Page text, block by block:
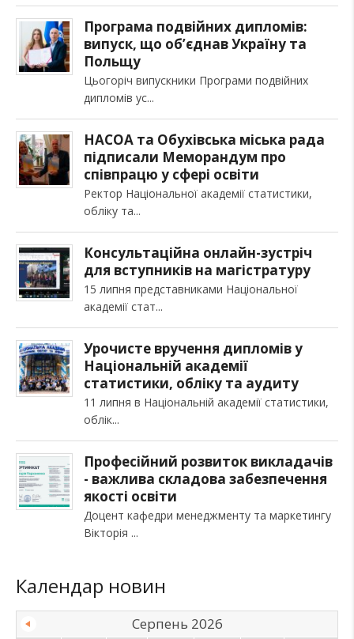
Програма подвійних дипломів:
випуск, що об’єднав Україну та
Польщу
Цьогоріч випускники Програми подвійних
дипломів ус
НАСОА та Обухівська міська рада
підписали Меморандум про
співпрацю у сфері освіти
Ректор Національної академії статистики,
обліку та
Консультаційна онлайн-зустріч
для вступників на магістратуру
15 липня представниками Національної
академії стат
Урочисте вручення дипломів у
Національній академії
статистики, обліку та аудиту
11 липня в Національній академії статистики,
облік
Професійний розвиток викладачів
- важлива складова забезпечення
якості освіти
Доцент кафедри менеджменту та маркетингу
Вікторія
Календар новин
Серпень 2026